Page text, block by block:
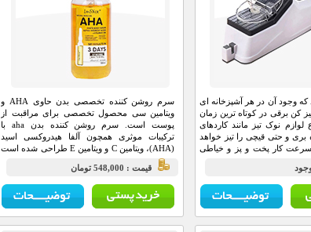
که وجود آن در هر آشپزخانه ای
کن برقی در کوتاه ترین زمان
نوک تیز مانند کاردهای
و حتی قیچی را تیز خواهد
سرعت کار پخت و پز و خیاطی
داد.
سرم روشن کننده تخصصی بدن حاوی AHA و
ویتامین سی محصول تخصصی برای مراقبت از
پوست است. سرم روشن کننده بدن aha با
ترکیبات موثری همچون آلفا هیدروکسی اسید
(AHA)، ویتامین C و ویتامین E طراحی شده است
که به لایه‌برداری پوست، روشن‌کنندگی و کاهش
تیرگی‌ موضعی کمک می‌کند. سرم روشن کننده
aha علاوه بر حذف سلول‌های مرده و جای آکنه،
باعث رفع خشکی و افزایش لطافت پوست
می‌شود. استفاده از این محصول به‌ویژه برای رفع
تیرگی در نواحی حساس بدن مانند کشاله ران،
قيمت : 548,000 تومان